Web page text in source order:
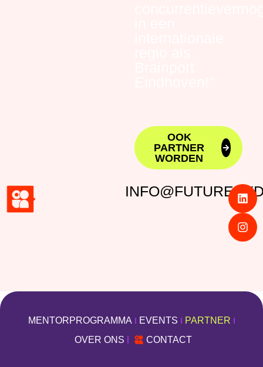
OOK
PARTNER
WORDEN
MENTORPROGRAMMA EVENTS
PARTNER
OVER ONS
CONTACT